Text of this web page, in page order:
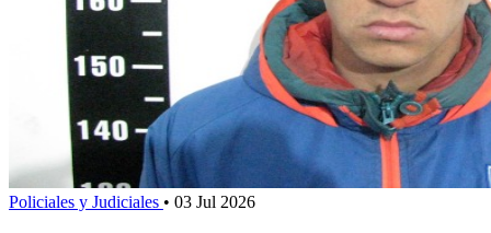
Policiales y Judiciales • 03 Jul 2026